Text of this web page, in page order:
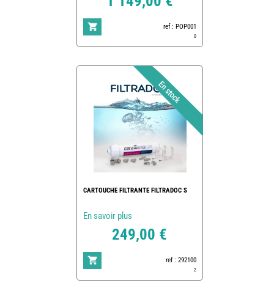
ref : POP001
0
CARTOUCHE FILTRANTE FILTRADOC S
En savoir plus
249,00 €
ref : 292100
2